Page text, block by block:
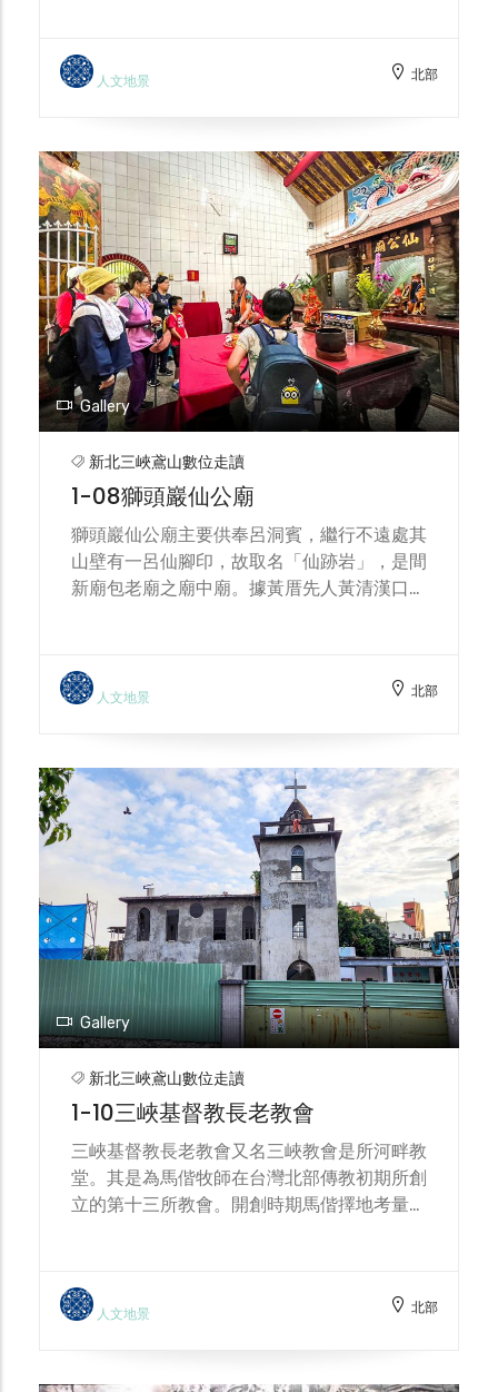
和平銅鐘後與黃家家族長輩黃清漢先生共識之
下連同黃家家族同意奉獻山路作為鄉民爬山健
家訓，齊心為黃家家族努力奮鬥。黃家家族見
證鳶山山林自清領、日本時期乃至於民國時期
鳶山一頁開發史。
人文地景 北部
Gallery
新北三峽鳶山數位走讀
1-08獅頭巖仙公廟
獅頭巖仙公廟主要供奉呂洞賓，繼行不遠處其
山壁有一呂仙腳印，故取名「仙跡岩」，是間
新廟包老廟之廟中廟。據黃厝先人黃清漢口述
往中埔溪百年幽靜古道。老三峽人口述:過去
山中仙公廟香火極為旺盛，常有坐轎上山翻山
人文地景 北部
Gallery
新北三峽鳶山數位走讀
1-10三峽基督教長老教會
三峽基督教長老教會又名三峽教會是所河畔教
堂。其是為馬偕牧師在台灣北部傳教初期所創
立的第十三所教會。開創時期馬偕擇地考量其
道，於1876年10月5日正式開設三角湧教會。
人文地景 北部